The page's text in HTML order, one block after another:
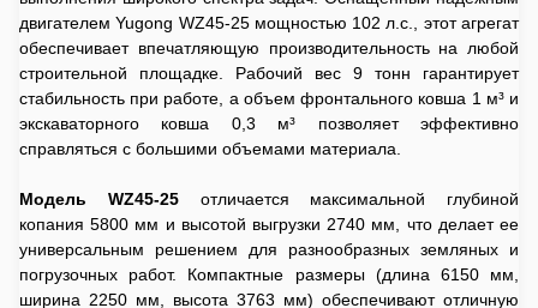
двигателем Yugong WZ45-25 мощностью 102 л.с., этот агрегат
обеспечивает впечатляющую производительность на любой
строительной площадке. Рабочий вес 9 тонн гарантирует
стабильность при работе, а объем фронтального ковша 1 м³ и
экскаваторного ковша 0,3 м³ позволяет эффективно
справляться с большими объемами материала.
Модель WZ45-25отличается максимальной глубиной
копания 5800 мм и высотой выгрузки 2740 мм, что делает ее
универсальным решением для разнообразных земляных и
погрузочных работ. Компактные размеры (длина 6150 мм,
ширина 2250 мм, высота 3763 мм) обеспечивают отличную